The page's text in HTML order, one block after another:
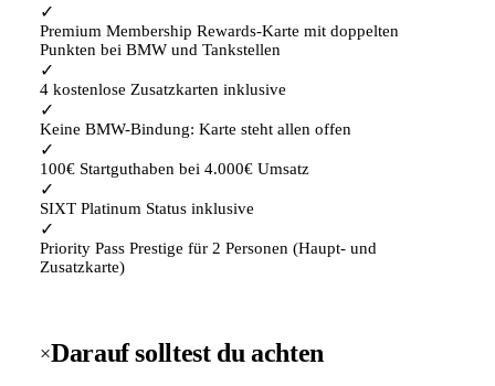
✓
Premium Membership Rewards-Karte mit doppelten
Punkten bei BMW und Tankstellen
✓
4 kostenlose Zusatzkarten inklusive
✓
Keine BMW-Bindung: Karte steht allen offen
✓
100€ Startguthaben bei 4.000€ Umsatz
✓
SIXT Platinum Status inklusive
✓
Priority Pass Prestige für 2 Personen (Haupt- und
Zusatzkarte)
×Darauf solltest du achten